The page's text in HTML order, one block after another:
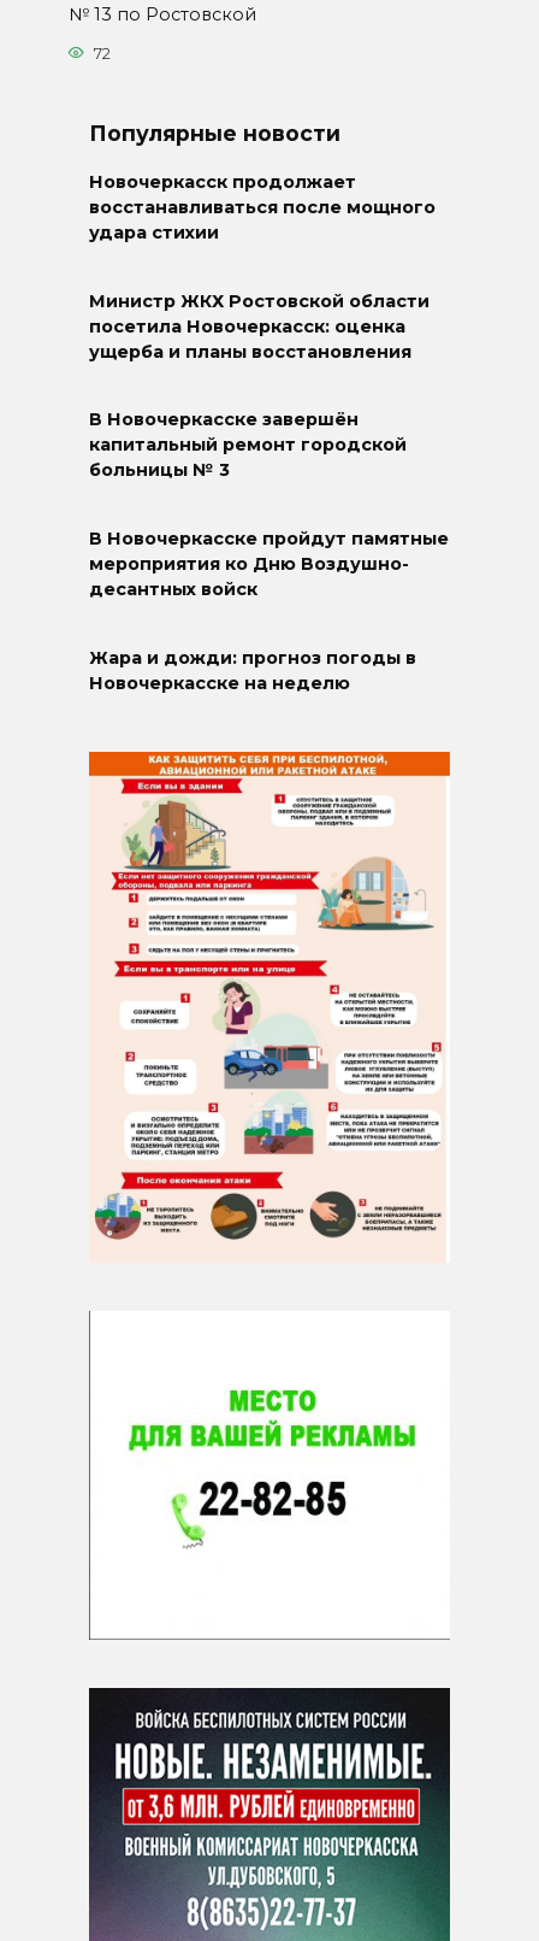
№ 13 по Ростовской
72
Популярные новости
Новочеркасск продолжает
восстанавливаться после мощного
удара стихии
Министр ЖКХ Ростовской области
посетила Новочеркасск: оценка
ущерба и планы восстановления
В Новочеркасске завершён
капитальный ремонт городской
больницы № 3
В Новочеркасске пройдут памятные
мероприятия ко Дню Воздушно-
десантных войск
Жара и дожди: прогноз погоды в
Новочеркасске на неделю